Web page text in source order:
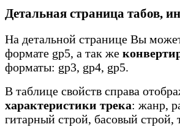
Детальная страница табов,
На детальной странице Вы
формате gp5, а так же
форматы: gp3, gp4, gp5.
В таблице свойств справа
характеристики трека: жанр,
гитарный строй, басовый строй,